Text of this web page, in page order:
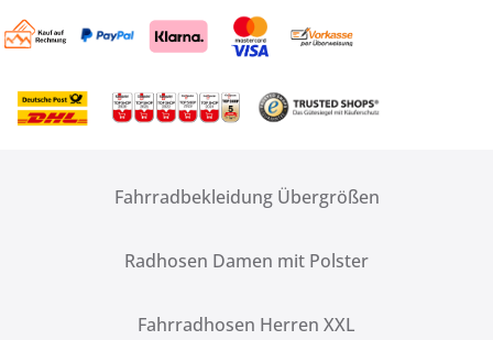
Fahrradbekleidung Übergrößen
Radhosen Damen mit Polster
Fahrradhosen Herren XXL